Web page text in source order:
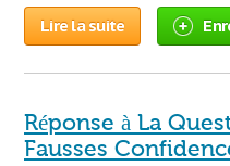
Lire la suite
Réponse à La
Fausses